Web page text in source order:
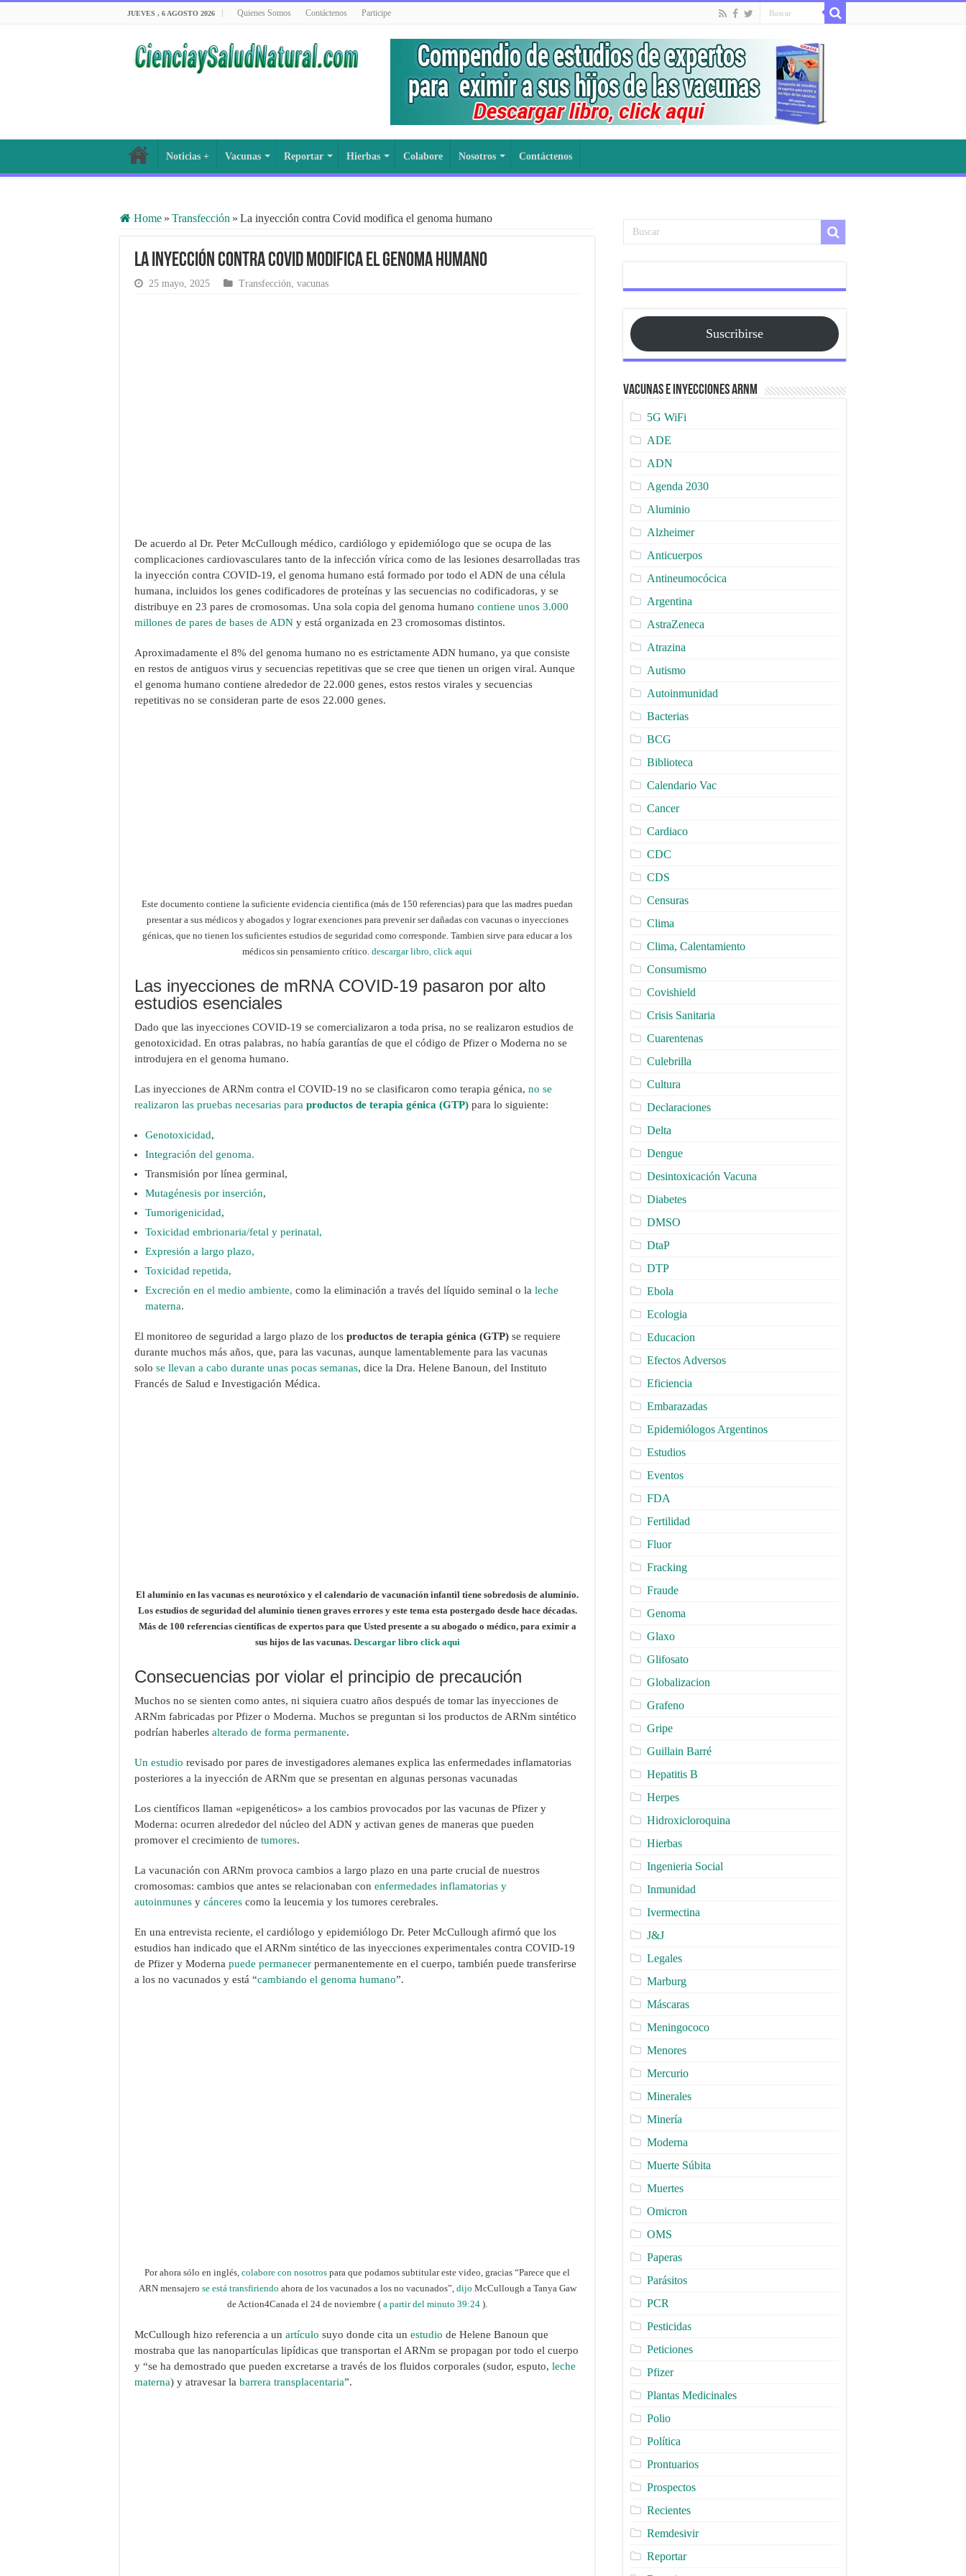
JUEVES , 6 AGOSTO 2026 Quienes Somos Contáctenos Participe
Noticias + Vacunas Reportar Hierbas Colabore Nosotros Contáctenos
Home » Transfección » La inyección contra Covid modifica el genoma humano
La inyección contra Covid modifica el genoma humano
25 mayo, 2025 Transfección, vacunas
De acuerdo al Dr. Peter McCullough médico, cardiólogo y epidemiólogo que se ocupa de las
complicaciones cardiovasculares tanto de la infección vírica como de las lesiones desarrolladas tras
la inyección contra COVID-19, el genoma humano está formado por todo el ADN de una célula
humana, incluidos los genes codificadores de proteínas y las secuencias no codificadoras, y se
distribuye en 23 pares de cromosomas. Una sola copia del genoma humano contiene unos 3.000
millones de pares de bases de ADN y está organizada en 23 cromosomas distintos.
Aproximadamente el 8% del genoma humano no es estrictamente ADN humano, ya que consiste
en restos de antiguos virus y secuencias repetitivas que se cree que tienen un origen viral. Aunque
el genoma humano contiene alrededor de 22.000 genes, estos restos virales y secuencias
repetitivas no se consideran parte de esos 22.000 genes.
Este documento contiene la suficiente evidencia cientifica (más de 150 referencias) para que las madres puedan
presentar a sus médicos y abogados y lograr exenciones para prevenir ser dañadas con vacunas o inyecciones
génicas, que no tienen los suficientes estudios de seguridad como corresponde. Tambien sirve para educar a los
médicos sin pensamiento crítico. descargar libro, click aqui
Las inyecciones de mRNA COVID-19 pasaron por alto
estudios esenciales
Dado que las inyecciones COVID-19 se comercializaron a toda prisa, no se realizaron estudios de
genotoxicidad. En otras palabras, no había garantías de que el código de Pfizer o Moderna no se
introdujera en el genoma humano.
Las inyecciones de ARNm contra el COVID-19 no se clasificaron como terapia génica, no se
realizaron las pruebas necesarias para productos de terapia génica (GTP) para lo siguiente:
Genotoxicidad,
Integración del genoma.
Transmisión por línea germinal,
Mutagénesis por inserción,
Tumorigenicidad,
Toxicidad embrionaria/fetal y perinatal,
Expresión a largo plazo,
Toxicidad repetida,
Excreción en el medio ambiente, como la eliminación a través del líquido seminal o la leche
materna.
El monitoreo de seguridad a largo plazo de los productos de terapia génica (GTP) se requiere
durante muchos más años, que, para las vacunas, aunque lamentablemente para las vacunas
solo se llevan a cabo durante unas pocas semanas, dice la Dra. Helene Banoun, del Instituto
Francés de Salud e Investigación Médica.
El aluminio en las vacunas es neurotóxico y el calendario de vacunación infantil tiene sobredosis de aluminio.
Los estudios de seguridad del aluminio tienen graves errores y este tema esta postergado desde hace décadas.
Más de 100 referencias científicas de expertos para que Usted presente a su abogado o médico, para eximir a
sus hijos de las vacunas. Descargar libro click aqui
Consecuencias por violar el principio de precaución
Muchos no se sienten como antes, ni siquiera cuatro años después de tomar las inyecciones de
ARNm fabricadas por Pfizer o Moderna. Muchos se preguntan si los productos de ARNm sintético
podrían haberles alterado de forma permanente.
Un estudio revisado por pares de investigadores alemanes explica las enfermedades inflamatorias
posteriores a la inyección de ARNm que se presentan en algunas personas vacunadas
Los científicos llaman «epigenéticos» a los cambios provocados por las vacunas de Pfizer y
Moderna: ocurren alrededor del núcleo del ADN y activan genes de maneras que pueden
promover el crecimiento de tumores.
La vacunación con ARNm provoca cambios a largo plazo en una parte crucial de nuestros
cromosomas: cambios que antes se relacionaban con enfermedades inflamatorias y
autoinmunes y cánceres como la leucemia y los tumores cerebrales.
En una entrevista reciente, el cardiólogo y epidemiólogo Dr. Peter McCullough afirmó que los
estudios han indicado que el ARNm sintético de las inyecciones experimentales contra COVID-19
de Pfizer y Moderna puede permanecer permanentemente en el cuerpo, también puede transferirse
a los no vacunados y está “cambiando el genoma humano”.
Por ahora sólo en inglés, colabore con nosotros para que podamos subtitular este video, gracias “Parece que el
ARN mensajero se está transfiriendo ahora de los vacunados a los no vacunados”, dijo McCullough a Tanya Gaw
de Action4Canada el 24 de noviembre ( a partir del minuto 39:24 ).
McCullough hizo referencia a un artículo suyo donde cita un estudio de Helene Banoun que
mostraba que las nanopartículas lipídicas que transportan el ARNm se propagan por todo el cuerpo
y “se ha demostrado que pueden excretarse a través de los fluidos corporales (sudor, esputo, leche
materna) y atravesar la barrera transplacentaria”.
Suscribirse
Vacunas e Inyecciones ARNm
5G WiFi
ADE
ADN
Agenda 2030
Aluminio
Alzheimer
Anticuerpos
Antineumocócica
Argentina
AstraZeneca
Atrazina
Autismo
Autoinmunidad
Bacterias
BCG
Biblioteca
Calendario Vac
Cancer
Cardiaco
CDC
CDS
Censuras
Clima
Clima, Calentamiento
Consumismo
Covishield
Crisis Sanitaria
Cuarentenas
Culebrilla
Cultura
Declaraciones
Delta
Dengue
Desintoxicación Vacuna
Diabetes
DMSO
DtaP
DTP
Ebola
Ecologia
Educacion
Efectos Adversos
Eficiencia
Embarazadas
Epidemiólogos Argentinos
Estudios
Eventos
FDA
Fertilidad
Fluor
Fracking
Fraude
Genoma
Glaxo
Glifosato
Globalizacion
Grafeno
Gripe
Guillain Barré
Hepatitis B
Herpes
Hidroxicloroquina
Hierbas
Ingenieria Social
Inmunidad
Ivermectina
J&J
Legales
Marburg
Máscaras
Meningococo
Menores
Mercurio
Minerales
Minería
Moderna
Muerte Súbita
Muertes
Omicron
OMS
Paperas
Parásitos
PCR
Pesticidas
Peticiones
Pfizer
Plantas Medicinales
Polio
Política
Prontuarios
Prospectos
Recientes
Remdesivir
Reportar